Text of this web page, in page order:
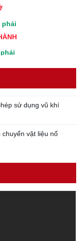
Minh
sử dụng vũ khí
vật liệu nổ